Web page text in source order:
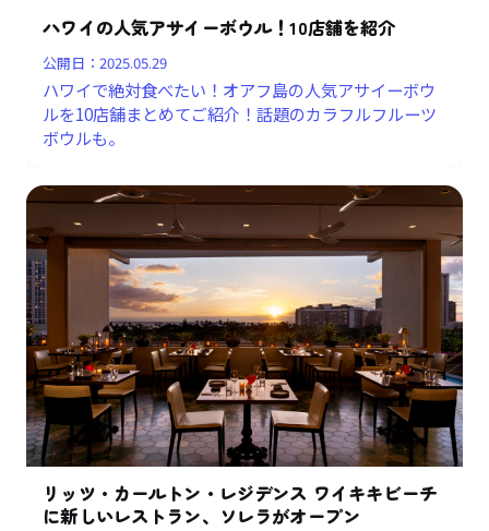
ハワイの人気アサイーボウル！10店舗を紹介
公開日：2025.05.29
ハワイで絶対食べたい！オアフ島の人気アサイーボウ
ルを10店舗まとめてご紹介！話題のカラフルフルーツ
ボウルも。
リッツ・カールトン・レジデンス ワイキキビーチ
に新しいレストラン、ソレラがオープン